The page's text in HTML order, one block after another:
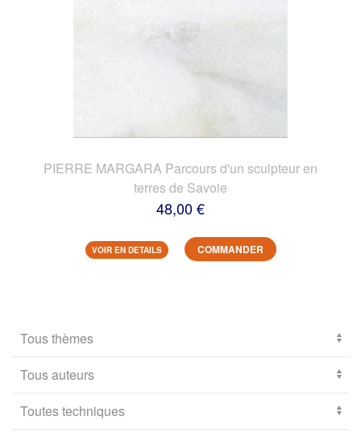
PIERRE MARGARA Parcours d'un sculpteur en
terres de Savoie
48,00 €
VOIR EN DETAILS COMMANDER